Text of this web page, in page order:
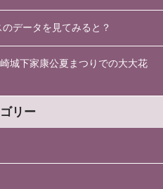
データを見てみると？
城下家康公夏まつりでの大大花
リー